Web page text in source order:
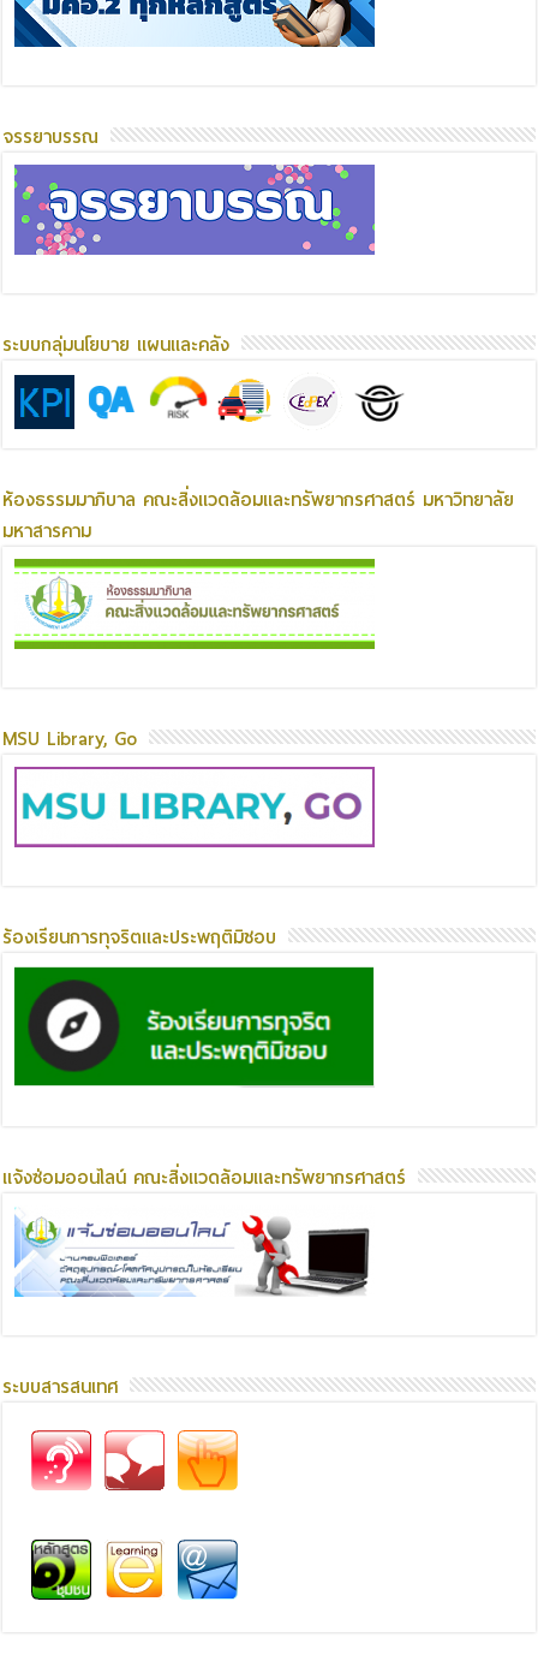
จรรยาบรรณ
ระบบกลุ่มนโยบาย แผนและคลัง
ห้องธรรมมาภิบาล คณะสิ่งแวดล้อมและทรัพยากรศาสตร์ มหาวิทยาลัย
มหาสารคาม
MSU Library, Go
ร้องเรียนการทุจริตและประพฤติมิชอบ
แจ้งซ่อมออนไลน์ คณะสิ่งแวดล้อมและทรัพยากรศาสตร์
ระบบสารสนเทศ